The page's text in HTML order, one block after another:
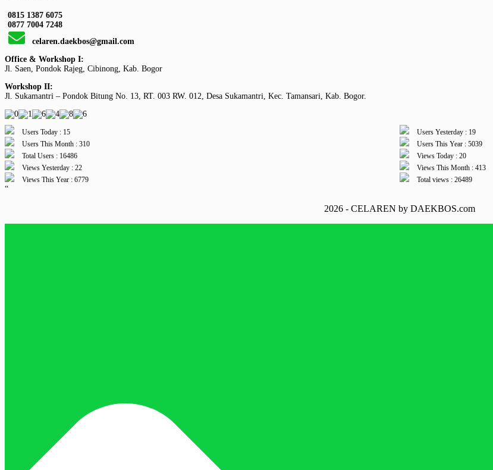
0815 1387 6075
0877 7004 7248
celaren.daekbos@gmail.com
Office & Workshop I:
Jl. Saen, Pondok Rajeg, Cibinong, Kab. Bogor
Workshop II:
Jl. Sukamantri – Pondok Bitung No. 13, RT. 003 RW. 012, Desa Sukamantri, Kec. Tamansari, Kab. Bogor.
Users Today : 15
Users Yesterday : 19
Users This Month : 310
Users This Year : 5039
Total Users : 16486
Views Today : 20
Views Yesterday : 22
Views This Month : 413
Views This Year : 6779
Total views : 26489
“
2026 - CELAREN by DAEKBOS.com